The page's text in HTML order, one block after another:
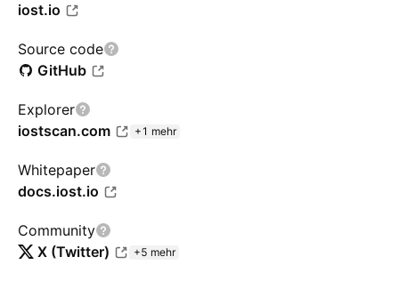
iost.io
Source code
GitHub
Explorer
iostscan.com
+1 mehr
Whitepaper
docs.iost.io
Community
X (Twitter)
+5 mehr